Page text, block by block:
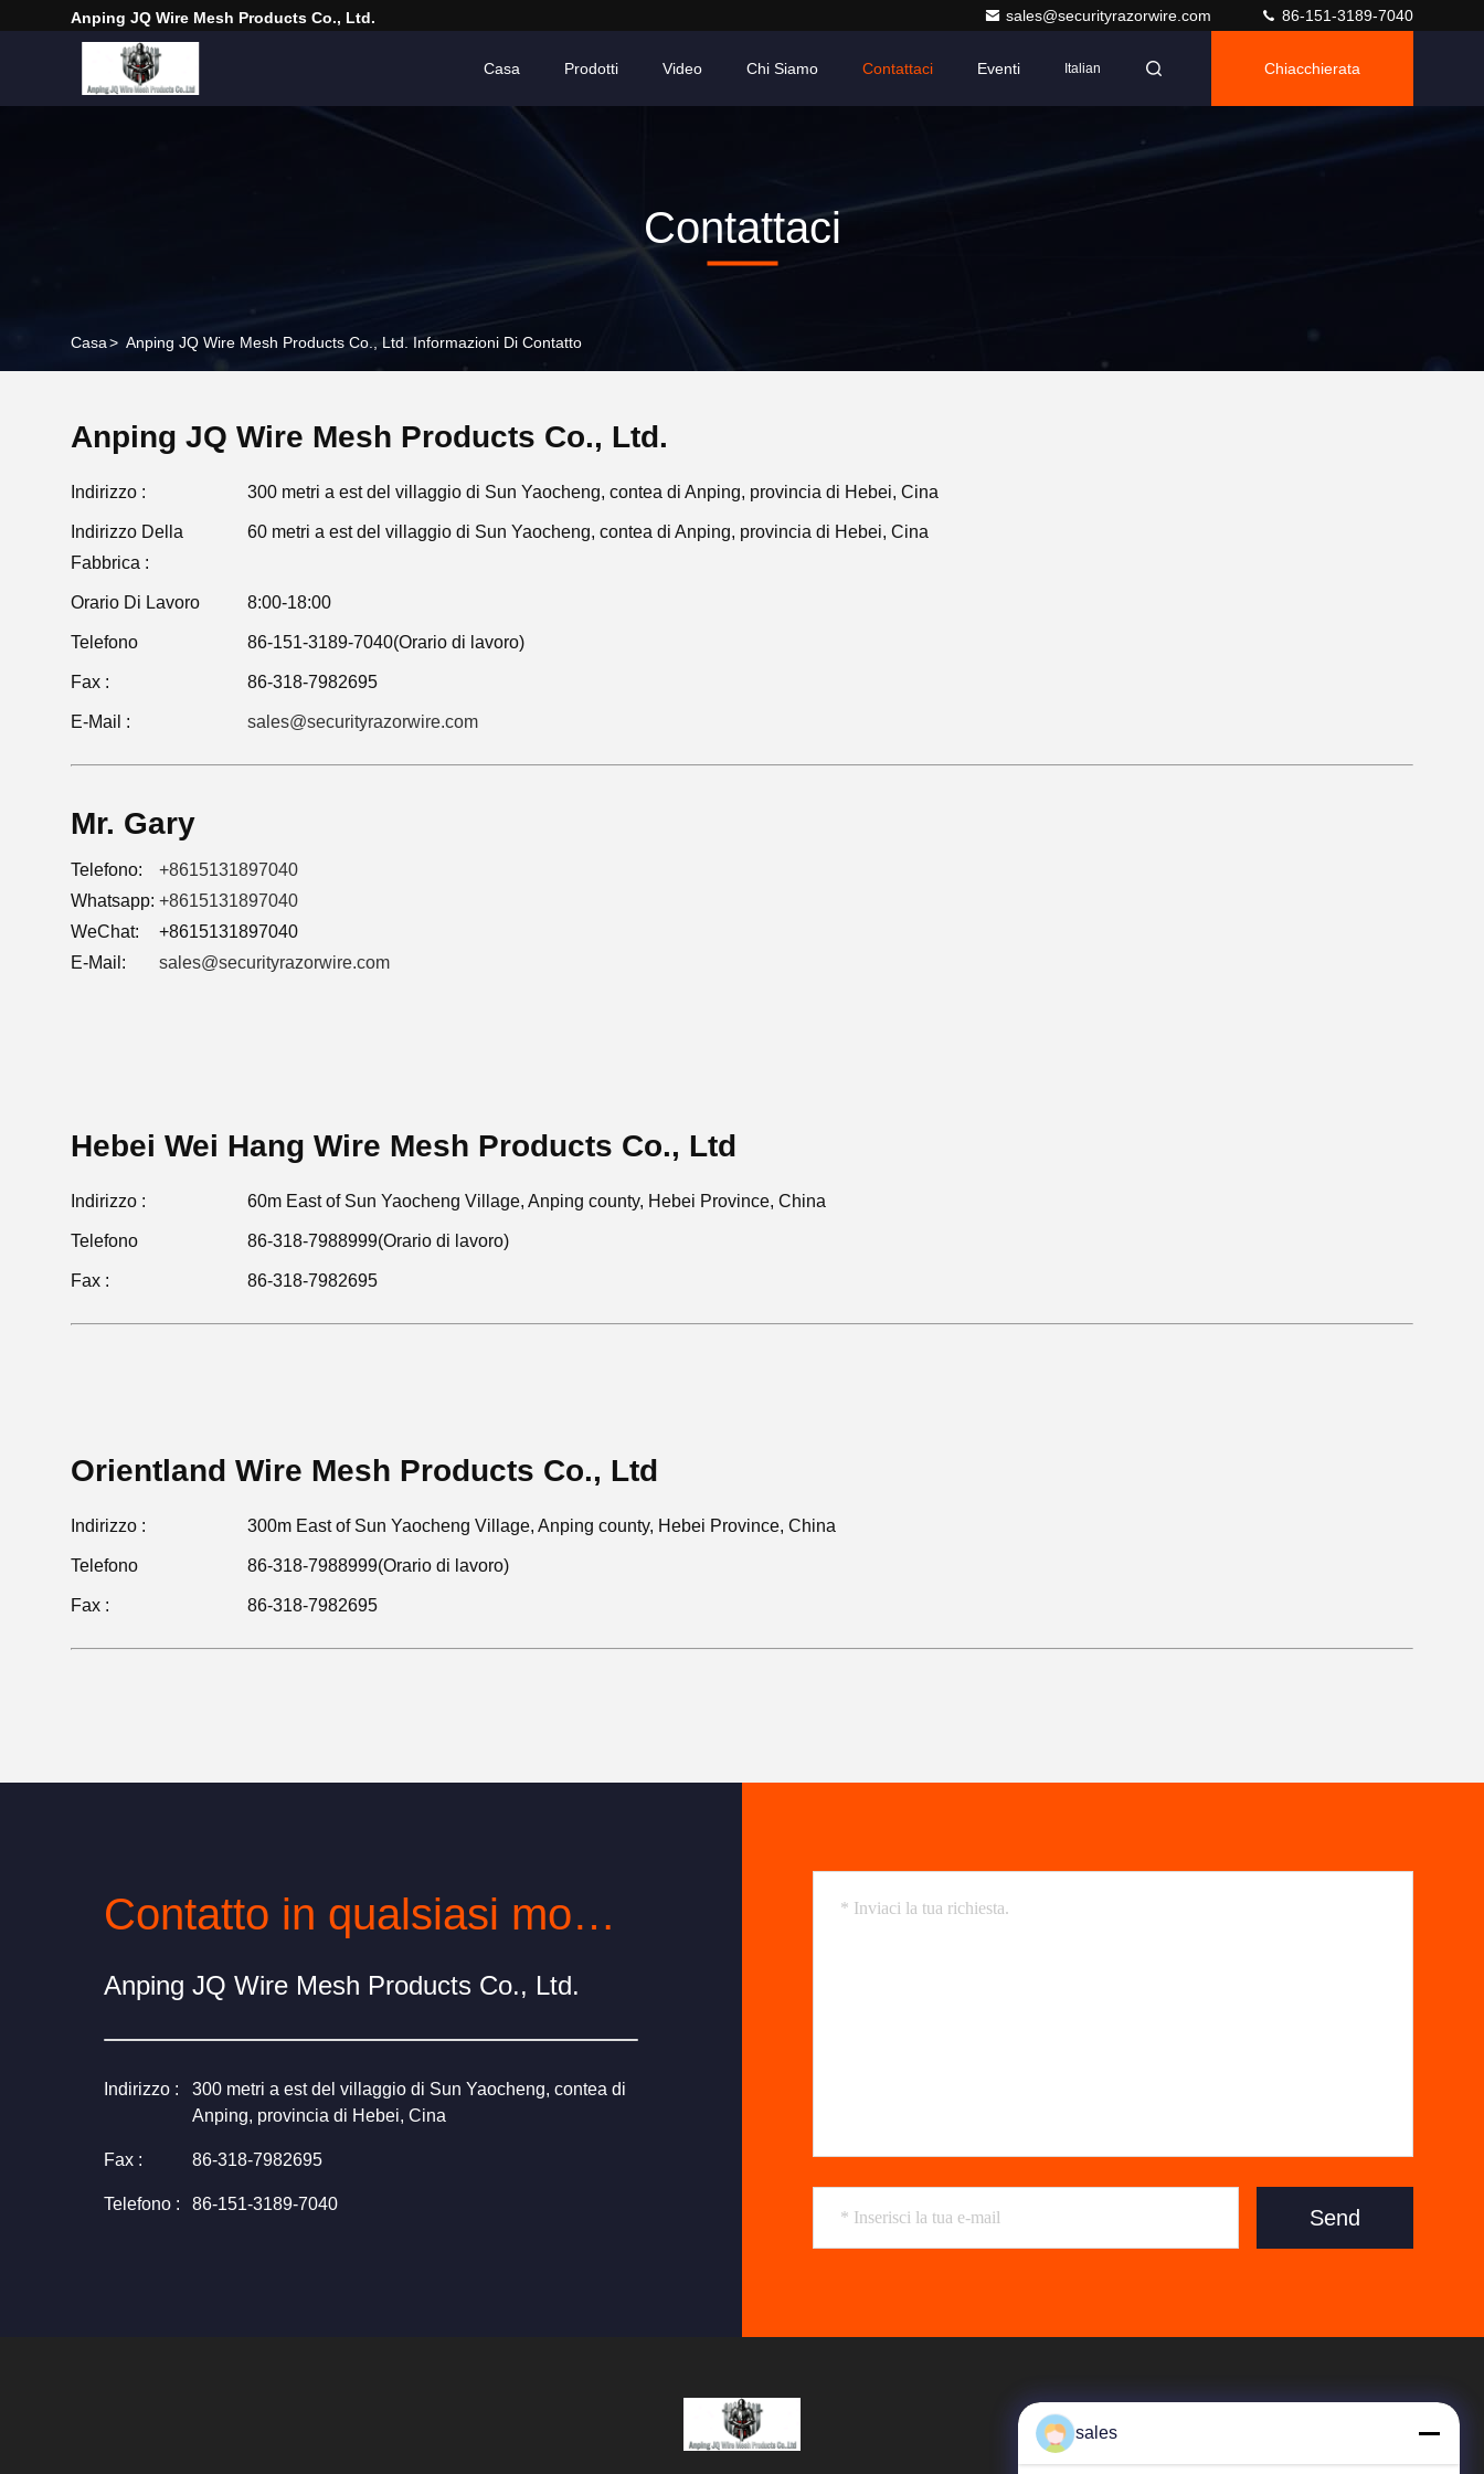
Anping JQ Wire Mesh Products Co., Ltd. sales@securityrazorwire.com 86-151-3189-7040
Casa Prodotti Video Chi Siamo Contattaci Eventi Italian Chiacchierata
Contattaci
Casa> Anping JQ Wire Mesh Products Co., Ltd. Informazioni Di Contatto
Anping JQ Wire Mesh Products Co., Ltd.
Indirizzo : 300 metri a est del villaggio di Sun Yaocheng, contea di Anping, provincia di Hebei, Cina
Indirizzo Della
Fabbrica :
60 metri a est del villaggio di Sun Yaocheng, contea di Anping, provincia di Hebei, Cina
Orario Di Lavoro 8:00-18:00
Telefono 86-151-3189-7040(Orario di lavoro)
Fax : 86-318-7982695
E-Mail : sales@securityrazorwire.com
Mr. Gary
Telefono:
+8615131897040
Whatsapp: +8615131897040
WeChat:
+8615131897040
E-Mail:
sales@securityrazorwire.com
Hebei Wei Hang Wire Mesh Products Co., Ltd
Indirizzo : 60m East of Sun Yaocheng Village, Anping county, Hebei Province, China
Telefono 86-318-7988999(Orario di lavoro)
Fax : 86-318-7982695
Orientland Wire Mesh Products Co., Ltd
Indirizzo : 300m East of Sun Yaocheng Village, Anping county, Hebei Province, China
Telefono 86-318-7988999(Orario di lavoro)
Fax : 86-318-7982695
Contatto in qualsiasi momento
Anping JQ Wire Mesh Products Co., Ltd.
Indirizzo :
300 metri a est del villaggio di Sun Yaocheng, contea di
Anping, provincia di Hebei, Cina
Fax : 86-318-7982695
Telefono : 86-151-3189-7040
Send
sales